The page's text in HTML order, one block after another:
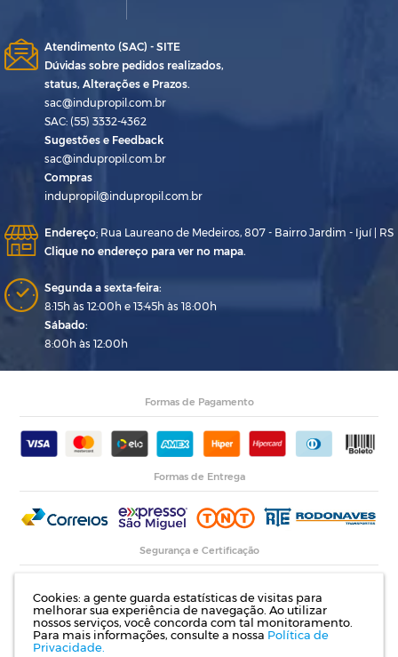
Cookies: a gente guarda estatísticas de visitas para
melhorar sua experiência de navegação. Ao utilizar
nossos serviços, você concorda com tal monitoramento.
Para mais informações, consulte a nossa Política de
Privacidade.
Atendimento (SAC) - SITE
Dúvidas sobre pedidos realizados,
status, Alterações e Prazos.
sac@indupropil.com.br
SAC: (55) 3332-4362
Sugestões e Feedback
sac@indupropil.com.br
Compras
indupropil@indupropil.com.br
Endereço: Rua Laureano de Medeiros, 807 - Bairro Jardim - Ijuí | RS
Clique no endereço para ver no mapa.
Segunda a sexta-feira:
8:15h às 12:00h e 13:45h às 18:00h
Sábado:
8:00h às 12:00h
Formas de Pagamento
Formas de Entrega
Segurança e Certificação